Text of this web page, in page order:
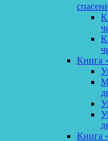
Книга
Книга